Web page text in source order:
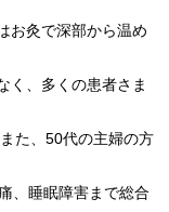
お灸で深部から温め
く、多くの患者さま
た、50代の主婦の方
、睡眠障害まで総合